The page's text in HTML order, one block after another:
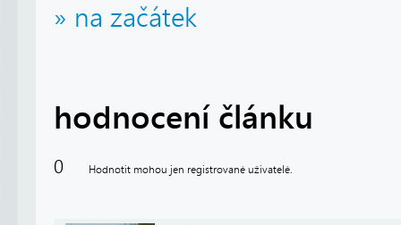
» na začátek
hodnocení článku
0 Hodnotit mohou jen registrované uživatelé.